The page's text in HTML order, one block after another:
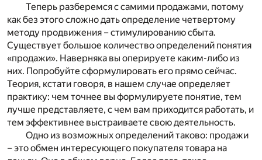
Теперь разберемся с самими продажами, потому
как без этого сложно дать определение четвертому
методу продвижения – стимулированию сбыта.
Существует большое количество определений понятия
«продажи». Наверняка вы оперируете каким-либо из
них. Попробуйте сформулировать его прямо сейчас.
Теория, кстати говоря, в нашем случае определяет
практику: чем точнее вы формулируете понятие, тем
лучше представляете, с чем вам приходится работать, и
тем эффективнее выстраиваете свою деятельность.
Одно из возможных определений таково: продажи
– это обмен интересующего покупателя товара на